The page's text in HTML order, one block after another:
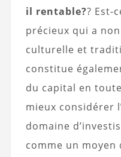
il rentable?? Est-
précieux qui a
culturelle et
constitue
du capital en
mieux considérer
domaine
comme un